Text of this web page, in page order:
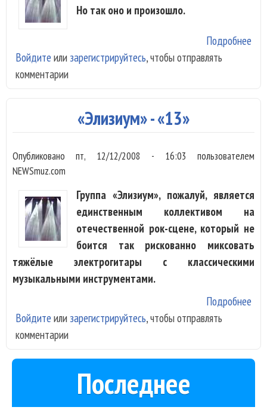
Но так оно и произошло.
Подробнее
Войдите или зарегистрируйтесь, чтобы отправлять
комментарии
«Элизиум» - «13»
Опубликованопт, 12/12/2008 - 16:03 пользователем
NEWSmuz.com
Группа «Элизиум», пожалуй, является
единственным коллективом на
отечественной рок-сцене, который не
боится так рискованно миксовать
тяжёлые электрогитары с классическими
музыкальными инструментами.
Подробнее
Войдите или зарегистрируйтесь, чтобы отправлять
комментарии
Последнее